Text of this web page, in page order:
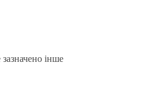
інше